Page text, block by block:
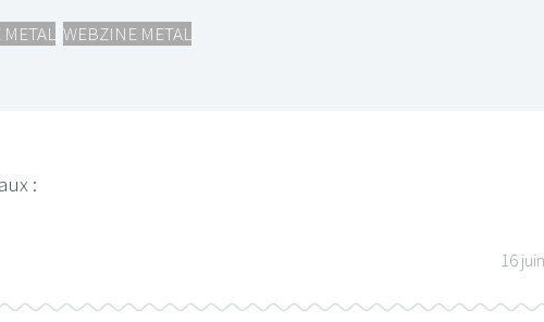
WEBZINE METAL
:
16